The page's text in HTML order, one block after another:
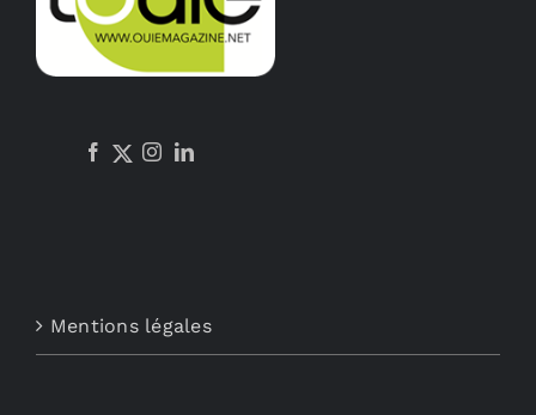
Mentions légales